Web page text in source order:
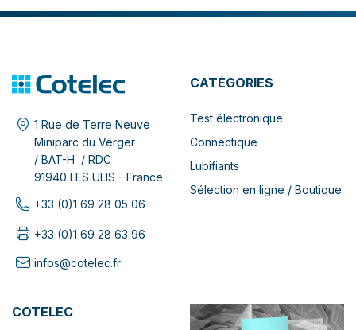
1 Rue de Terre Neuve
Miniparc du Verger
/ BAT-H / RDC
91940 LES ULIS - France
+33 (0)1 69 28 05 06
+33 (0)1 69 28 63 96
infos@cotelec.fr
CATÉGORIES
Test électronique
Connectique
Lubifiants
Sélection en ligne / Boutique
COTELEC